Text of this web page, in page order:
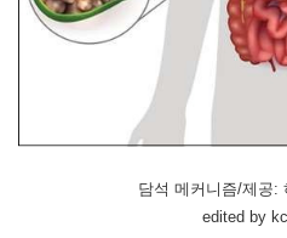
담석 메커니즘/제공:
edited by